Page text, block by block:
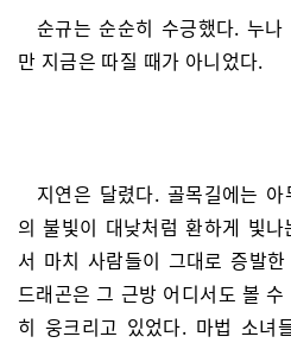
순규는 순순히 수긍했다. 누
만 지금은 따질 때가 아니었다.
지연은 달렸다. 골목길에는
의 불빛이 대낮처럼 환하게 빛
서 마치 사람들이 그대로 증발
드래곤은 그 근방 어디서도 볼
히 웅크리고 있었다. 마법 소녀